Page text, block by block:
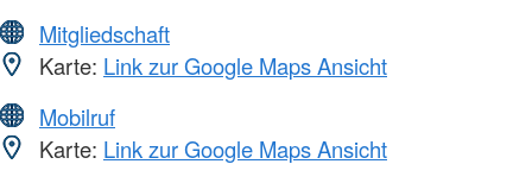
Mitgliedschaft
Karte: Link zur Google Maps Ansicht
Mobilruf
Karte: Link zur Google Maps Ansicht